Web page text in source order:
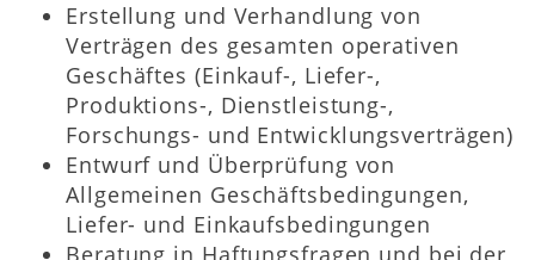
Erstellung und Verhandlung von
Verträgen des gesamten operativen
Geschäftes (Einkauf-, Liefer-,
Produktions-, Dienstleistung-,
Forschungs- und Entwicklungsverträgen)
Entwurf und Überprüfung von
Allgemeinen Geschäftsbedingungen,
Liefer- und Einkaufsbedingungen
Beratung in Haftungsfragen und bei der